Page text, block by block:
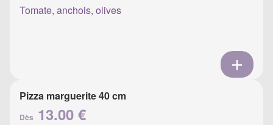
Tomate, anchois, olives
Pizza marguerite 40 cm
Dès 13.00 €